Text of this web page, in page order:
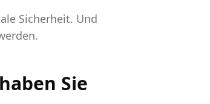
Sicherheit. Und
Sie